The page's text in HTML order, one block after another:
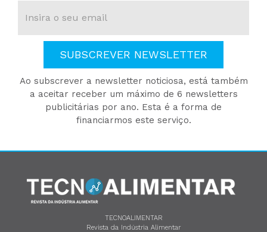
SUBSCREVER NEWSLETTER
Ao subscrever a newsletter noticiosa, está também
a aceitar receber um máximo de 6 newsletters
publicitárias por ano. Esta é a forma de
financiarmos este serviço.
TECNOALIMENTAR
Revista da Indústria Alimentar